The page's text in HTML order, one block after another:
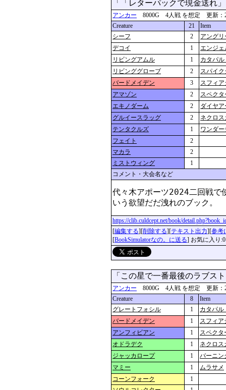
「「レターパックで現金送れ
アンカー 8000G 4人戦 を想定 更新：
Creature
21
Item
シーフ
2
アング
デコイ
1
エンジェ
リビングアムル
1
カタパル
リビンググローブ
2
スパイ
バードメイデン
3
スフィ
アマゾン
2
スペク
エキノダーム
2
ダイヤ
グルイースラッグ
2
ネクロ
テンタクルズ
1
ワンダ
フェイト
2
マカラ
2
ミストウィング
1
コメント・大会名など
代々木アポーツ2024二回戦で
いう欲望だだ洩れのブック。
https://clib.culdcept.net/book/
[編集する][削除する][テキスト出力][参考
[BookSimulatorなの。に送る] お気に入り:0
「この星で一番最後のラブス
アンカー 8000G 4人戦 を想定 更新：
Creature
8
Item
グレートフォシル
1
カタパル
バードメイデン
1
スフィア
アンフィビアン
1
スペクタ
オドラデク
1
ネクロス
ジャッカロープ
1
バーニン
マミー
1
ムラサメ
コーンフォーク
1